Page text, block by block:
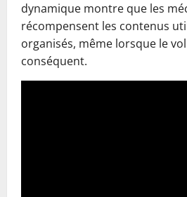
dynamique montre que les
récompensent les contenus
organisés, même lorsque le
conséquent.